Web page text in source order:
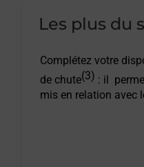
Les plus du
Complétez votre
de chute(3) : il
mis en relation avec